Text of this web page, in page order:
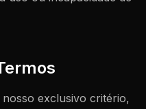
exclusivo critério,